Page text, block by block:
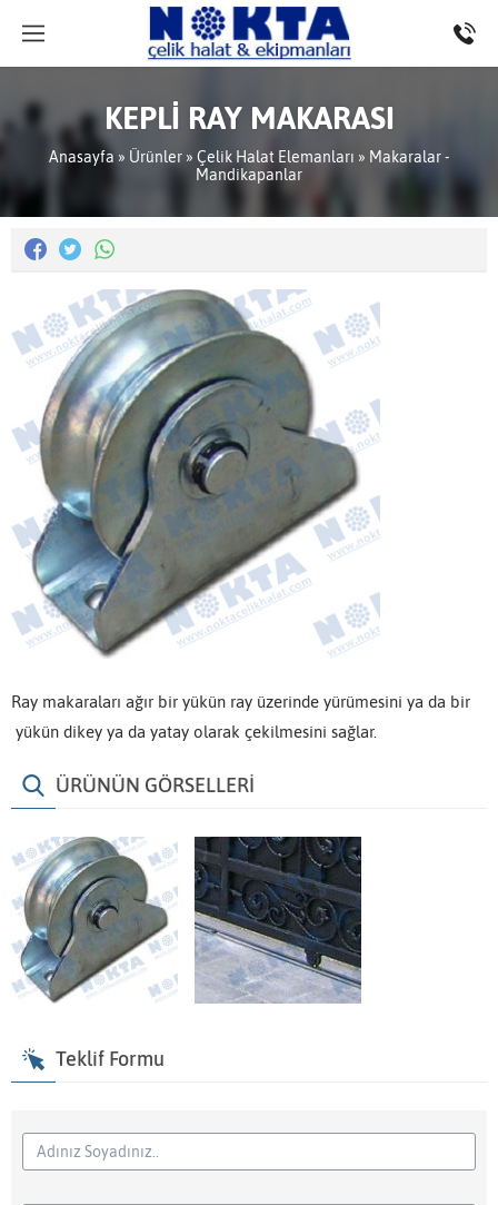
KEPLİ RAY MAKARASI
Anasayfa » Ürünler » Çelik Halat Elemanları » Makaralar -
Mandikapanlar
Ray makaraları ağır bir yükün ray üzerinde yürümesini ya da bir
yükün dikey ya da yatay olarak çekilmesini sağlar.
ÜRÜNÜN GÖRSELLERİ
Teklif Formu